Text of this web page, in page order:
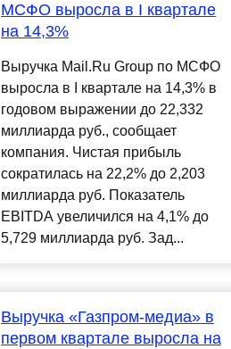
МСФО выросла в I квартале
на 14,3%
Выручка Mail.Ru Group по МСФО
выросла в I квартале на 14,3% в
годовом выражении до 22,332
миллиарда руб., сообщает
компания. Чистая прибыль
сократилась на 22,2% до 2,203
миллиарда руб. Показатель
EBITDA увеличился на 4,1% до
5,729 миллиарда руб. Зад...
Выручка «Газпром-медиа» в
первом квартале выросла на